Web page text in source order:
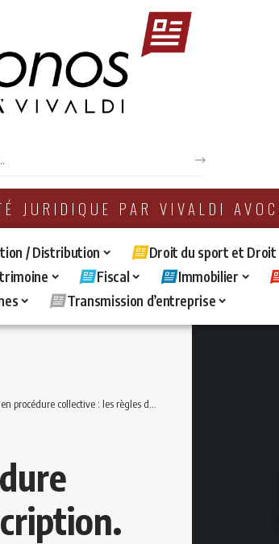
JURIDIQUE PAR VIVALDI
/ Distribution
Droit du sport et Droit
Fiscal Immobilier
Transmission d’entreprise
collective : les règles de la prescription.